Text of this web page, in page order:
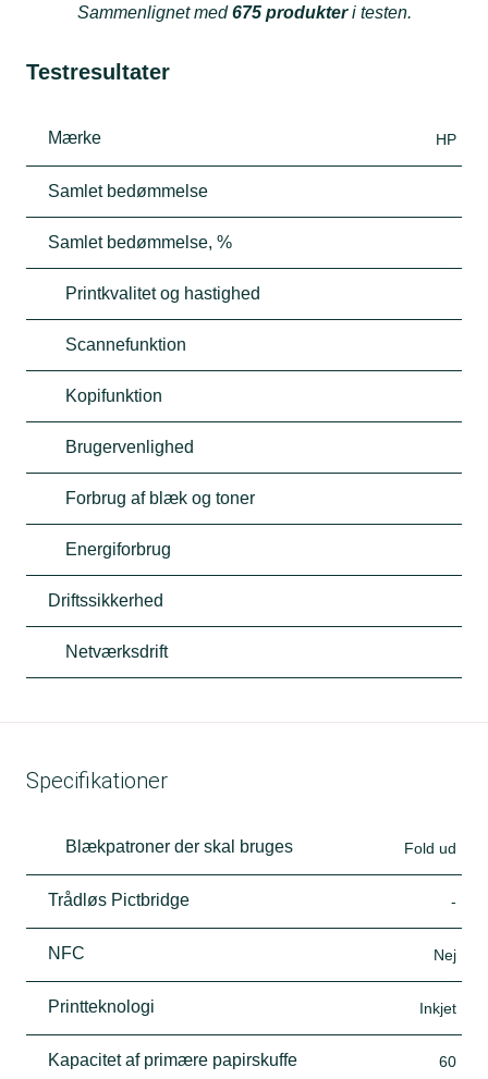
Sammenlignet med675 produkteri testen.
Testresultater
Mærke HP
Samlet bedømmelse
Samlet bedømmelse, %
Printkvalitet og hastighed
Scannefunktion
Kopifunktion
Brugervenlighed
Forbrug af blæk og toner
Energiforbrug
Driftssikkerhed
Netværksdrift
Specifikationer
Blækpatroner der skal bruges Fold ud
Trådløs Pictbridge -
NFC Nej
Printteknologi Inkjet
Kapacitet af primære papirskuffe 60